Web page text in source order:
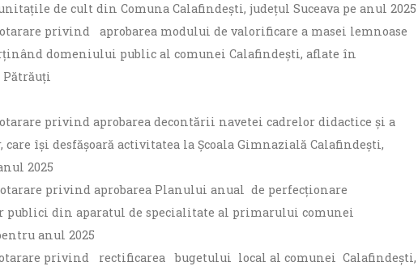
de cult din Comuna Calafindești, județul Suceava pe anul 2025
privind aprobarea modului de valorificare a masei lemnoase
domeniului public al comunei Calafindești, aflate în
privind aprobarea decontării navetei cadrelor didactice și a
își desfășoară activitatea la Școala Gimnazială Calafindești,
2025
privind aprobarea Planului anual de perfecționare
publici din aparatul de specialitate al primarului comunei
anul 2025
hotarare privind rectificarea bugetului local al comunei Calafindeşti,